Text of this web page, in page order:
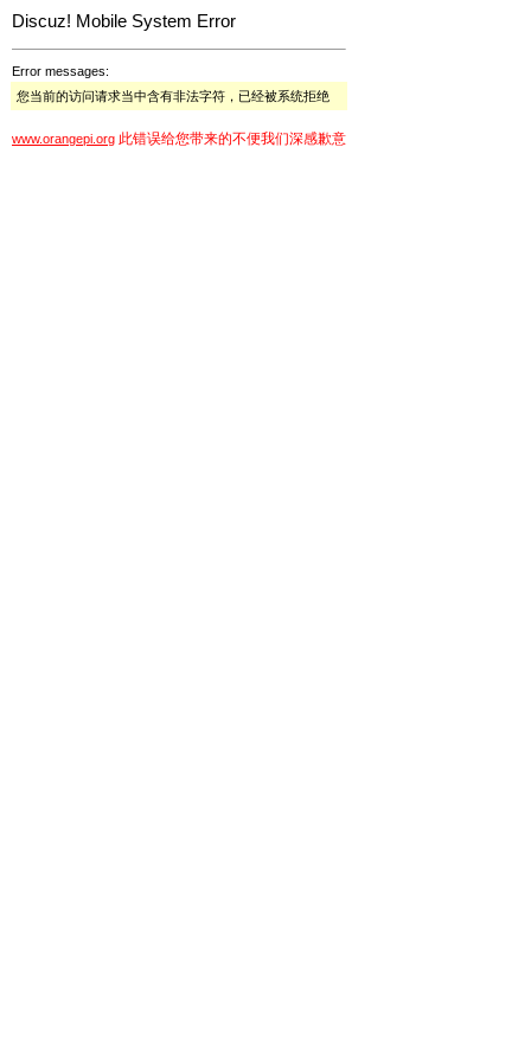
Discuz! Mobile System Error
Error messages:
您当前的访问请求当中含有非法字符，已经被系统拒绝
www.orangepi.org 此错误给您带来的不便我们深感歉意